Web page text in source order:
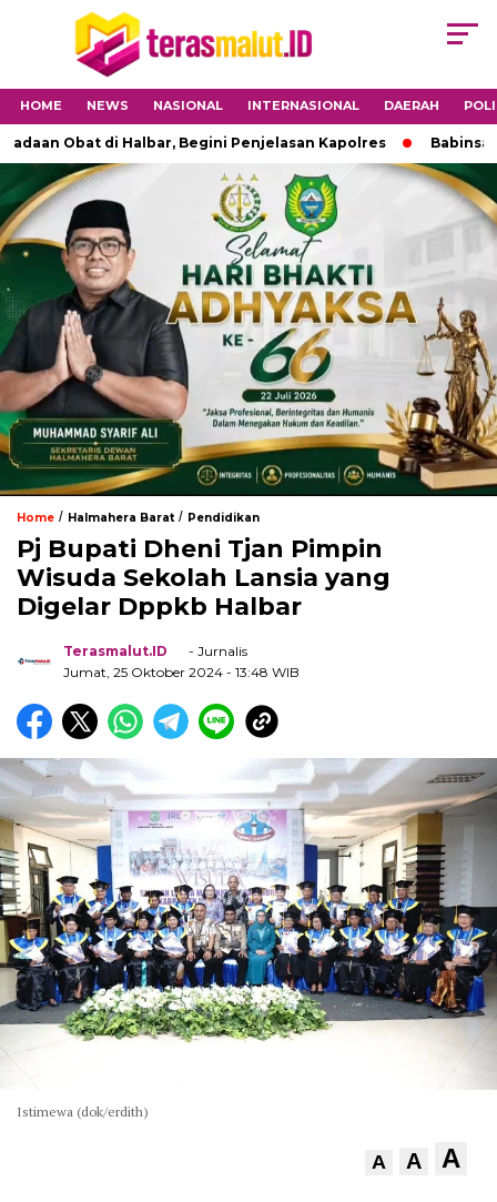
HOME NEWS NASIONAL INTERNASIONAL DAERAH
di Halbar, Begini Penjelasan Kapolres Babinsa 1501-
Home / Halmahera Barat/ Pendidikan
Pj Bupati Dheni Tjan Pimpin
Wisuda Sekolah Lansia yang
Digelar Dppkb Halbar
Terasmalut.ID
- Jurnalis
Jumat, 25 Oktober 2024 - 13:48 WIB
Istimewa (dok/erdith)
A A A